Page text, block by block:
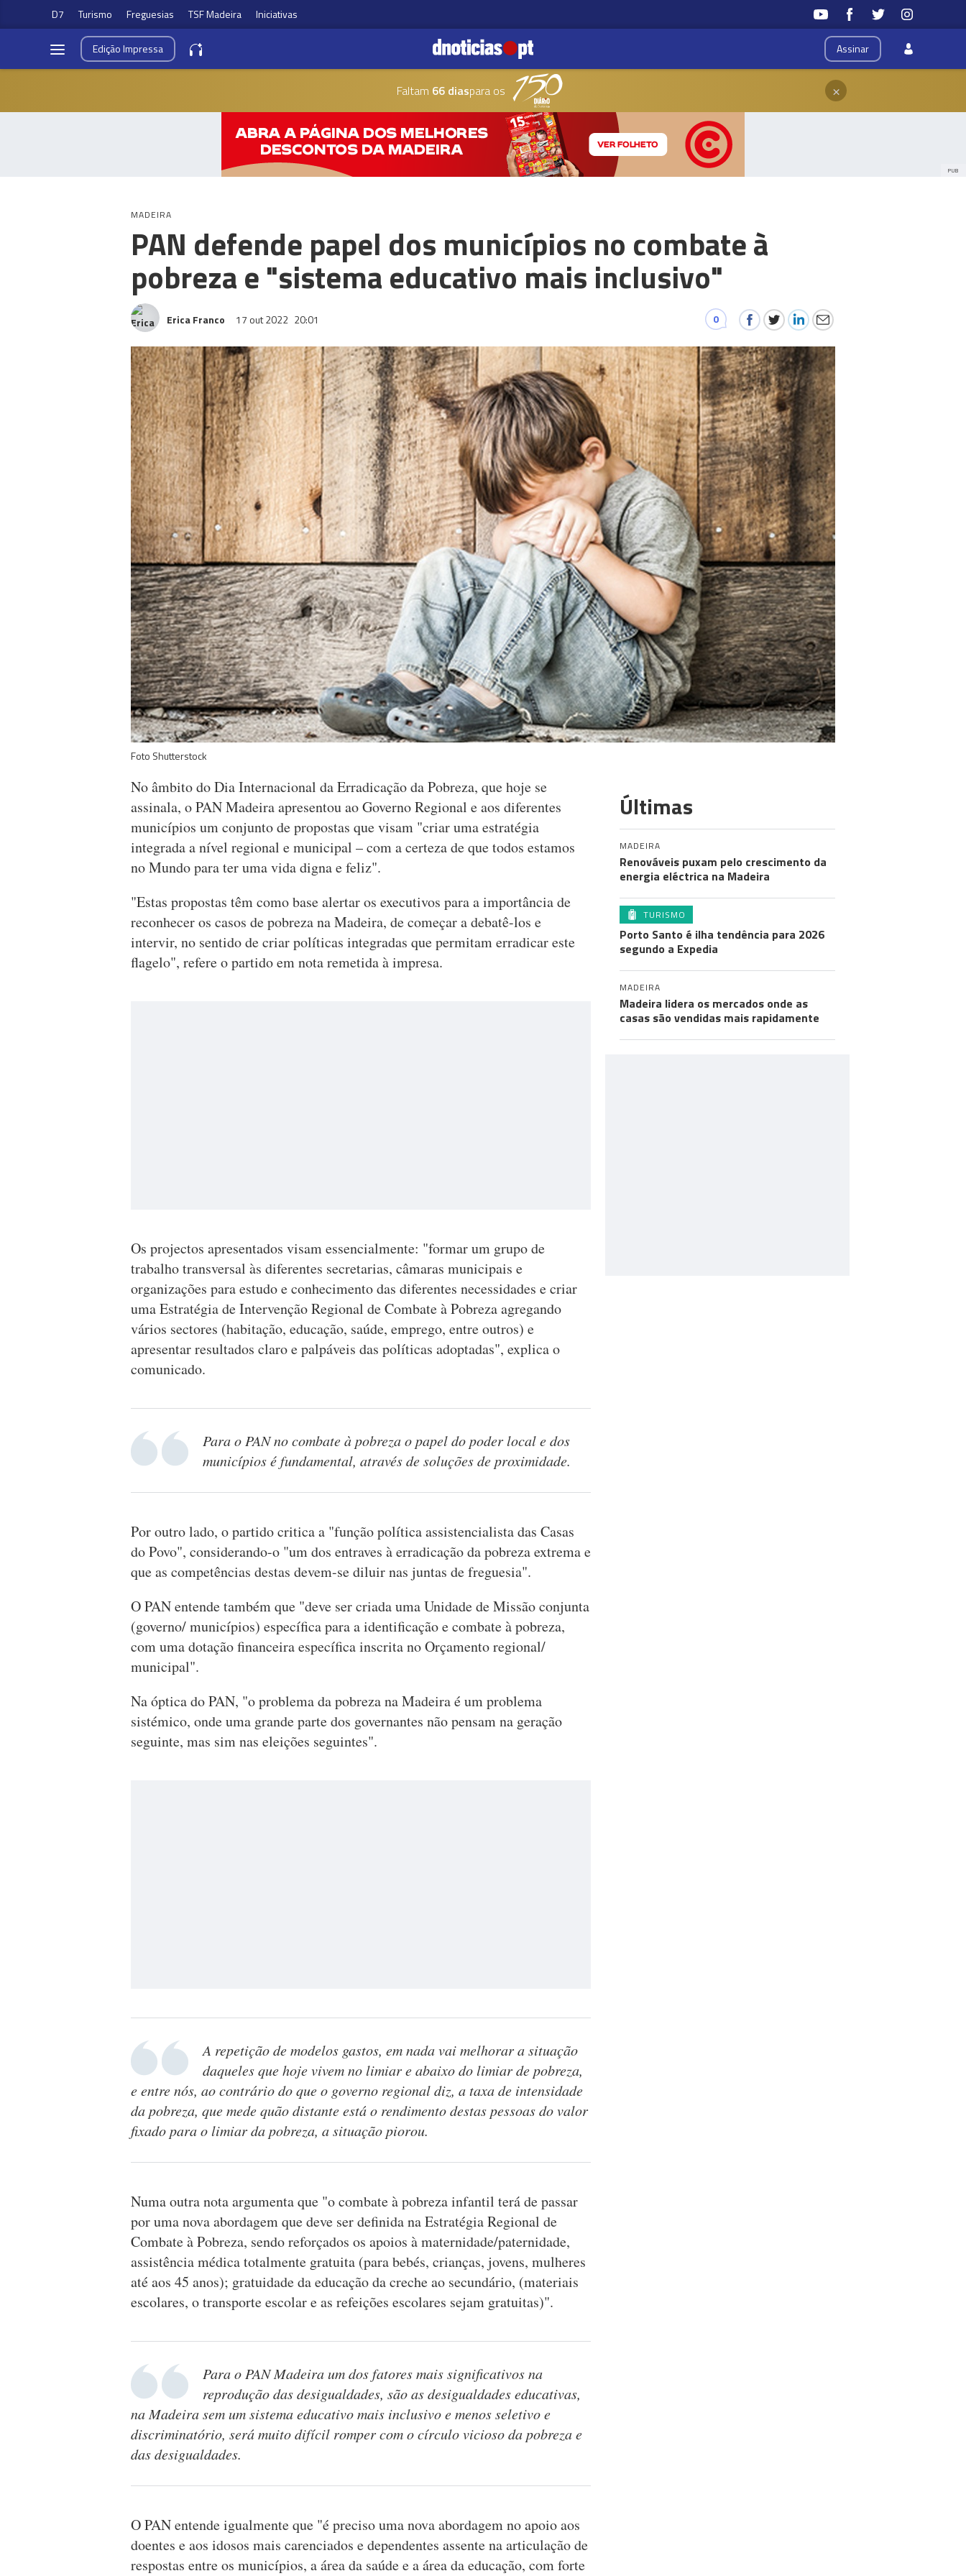
D7 Turismo Freguesias TSF Madeira Iniciativas
Assinar
EdiçãoImpressa
Faltam 66 diaspara os ×
PUB
MADEIRA
PAN defende papel dos municípios no combate à
pobreza e "sistema educativo mais inclusivo"
Erica Franco 17 out 2022 20:01 0
Foto Shutterstock
No âmbito do Dia Internacional da Erradicação da Pobreza, que hoje se
assinala, o PAN Madeira apresentou ao Governo Regional e aos diferentes
municípios um conjunto de propostas que visam "criar uma estratégia
integrada a nível regional e municipal – com a certeza de que todos estamos
no Mundo para ter uma vida digna e feliz".
"Estas propostas têm como base alertar os executivos para a importância de
reconhecer os casos de pobreza na Madeira, de começar a debatê-los e
intervir, no sentido de criar políticas integradas que permitam erradicar este
flagelo", refere o partido em nota remetida à impresa.
Os projectos apresentados visam essencialmente: "formar um grupo de
trabalho transversal às diferentes secretarias, câmaras municipais e
organizações para estudo e conhecimento das diferentes necessidades e criar
uma Estratégia de Intervenção Regional de Combate à Pobreza agregando
vários sectores (habitação, educação, saúde, emprego, entre outros) e
apresentar resultados claro e palpáveis das políticas adoptadas", explica o
comunicado.
Para o PAN no combate à pobreza o papel do poder local e dos
municípios é fundamental, através de soluções de proximidade.
Por outro lado, o partido critica a "função política assistencialista das Casas
do Povo", considerando-o "um dos entraves à erradicação da pobreza extrema e
que as competências destas devem-se diluir nas juntas de freguesia".
O PAN entende também que "deve ser criada uma Unidade de Missão conjunta
(governo/ municípios) específica para a identificação e combate à pobreza,
com uma dotação financeira específica inscrita no Orçamento regional/
municipal".
Na óptica do PAN, "o problema da pobreza na Madeira é um problema
sistémico, onde uma grande parte dos governantes não pensam na geração
seguinte, mas sim nas eleições seguintes".
A repetição de modelos gastos, em nada vai melhorar a situação
daqueles que hoje vivem no limiar e abaixo do limiar de pobreza,
e entre nós, ao contrário do que o governo regional diz, a taxa de intensidade
da pobreza, que mede quão distante está o rendimento destas pessoas do valor
fixado para o limiar da pobreza, a situação piorou.
Numa outra nota argumenta que "o combate à pobreza infantil terá de passar
por uma nova abordagem que deve ser definida na Estratégia Regional de
Combate à Pobreza, sendo reforçados os apoios à maternidade/paternidade,
assistência médica totalmente gratuita (para bebés, crianças, jovens, mulheres
até aos 45 anos); gratuidade da educação da creche ao secundário, (materiais
escolares, o transporte escolar e as refeições escolares sejam gratuitas)".
Para o PAN Madeira um dos fatores mais significativos na
reprodução das desigualdades, são as desigualdades educativas,
na Madeira sem um sistema educativo mais inclusivo e menos seletivo e
discriminatório, será muito difícil romper com o círculo vicioso da pobreza e
das desigualdades.
O PAN entende igualmente que "é preciso uma nova abordagem no apoio aos
doentes e aos idosos mais carenciados e dependentes assente na articulação de
respostas entre os municípios, a área da saúde e a área da educação, com forte
Últimas
MADEIRA
Renováveis puxam pelo crescimento da
energia eléctrica na Madeira
TURISMO
Porto Santo é ilha tendência para 2026
segundo a Expedia
MADEIRA
Madeira lidera os mercados onde as
casas são vendidas mais rapidamente